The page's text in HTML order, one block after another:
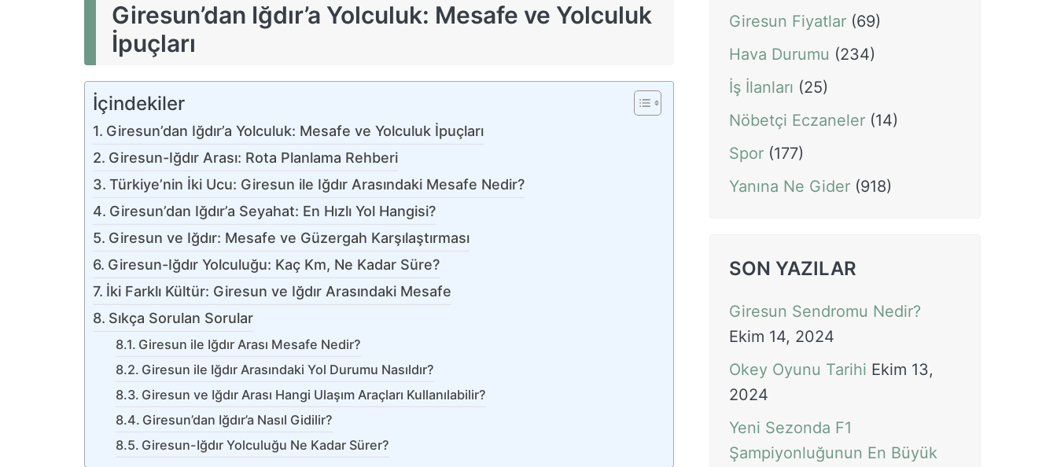
Giresun’dan Iğdır’a Yolculuk: Mesafe ve Yolculuk
İpuçları
İçindekiler
Giresun’dan Iğdır’a Yolculuk: Mesafe ve Yolculuk İpuçları
Giresun-Iğdır Arası: Rota Planlama Rehberi
Türkiye’nin İki Ucu: Giresun ile Iğdır Arasındaki Mesafe Nedir?
Giresun’dan Iğdır’a Seyahat: En Hızlı Yol Hangisi?
Giresun ve Iğdır: Mesafe ve Güzergah Karşılaştırması
Giresun-Iğdır Yolculuğu: Kaç Km, Ne Kadar Süre?
İki Farklı Kültür: Giresun ve Iğdır Arasındaki Mesafe
Sıkça Sorulan Sorular
Giresun ile Iğdır Arası Mesafe Nedir?
Giresun ile Iğdır Arasındaki Yol Durumu Nasıldır?
Giresun ve Iğdır Arası Hangi Ulaşım Araçları Kullanılabilir?
Giresun’dan Iğdır’a Nasıl Gidilir?
Giresun-Iğdır Yolculuğu Ne Kadar Sürer?
Giresun Fiyatlar (69)
Hava Durumu (234)
İş İlanları (25)
Nöbetçi Eczaneler (14)
Spor (177)
Yanına Ne Gider (918)
SON YAZILAR
Giresun Sendromu Nedir?
Ekim 14, 2024
Okey Oyunu Tarihi Ekim 13,
2024
Yeni Sezonda F1
Şampiyonluğunun En Büyük